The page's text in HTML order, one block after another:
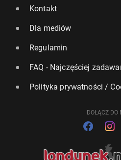
Kontakt
Dla mediów
Regulamin
FAQ - Najczęściej
Polityka prywatności /
DOŁĄCZ DO